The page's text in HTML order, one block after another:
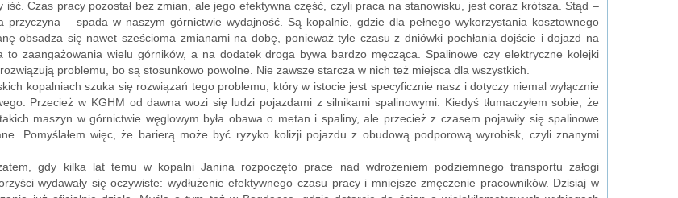
iść. Czas pracy pozostał bez zmian, ale jego efektywna część, czyli praca na stanowisku, jest coraz krótsza. Stąd –
przyczyna – spada w naszym górnictwie wydajność. Są kopalnie, gdzie dla pełnego wykorzystania kosztownego
obsadza się nawet sześcioma zmianami na dobę, ponieważ tyle czasu z dniówki pochłania dojście i dojazd na
to zaangażowania wielu górników, a na dodatek droga bywa bardzo męcząca. Spalinowe czy elektryczne kolejki
problemu, bo są stosunkowo powolne. Nie zawsze starcza w nich też miejsca dla wszystkich.
kopalniach szuka się rozwiązań tego problemu, który w istocie jest specyficznie nasz i dotyczy niemal wyłącznie
Przecież w KGHM od dawna wozi się ludzi pojazdami z silnikami spalinowymi. Kiedyś tłumaczyłem sobie, że
maszyn w górnictwie węglowym była obawa o metan i spaliny, ale przecież z czasem pojawiły się spalinowe
Pomyślałem więc, że barierą może być ryzyko kolizji pojazdu z obudową podporową wyrobisk, czyli znanymi
gdy kilka lat temu w kopalni Janina rozpoczęto prace nad wdrożeniem podziemnego transportu załogi
wydawały się oczywiste: wydłużenie efektywnego czasu pracy i mniejsze zmęczenie pracowników. Dzisiaj w